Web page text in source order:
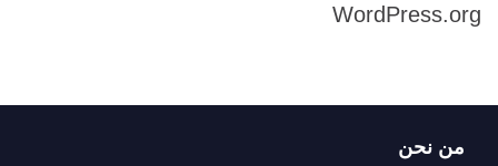
WordPress.org
من نحن